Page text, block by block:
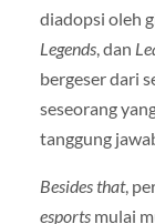
diadopsi oleh
Legends, dan
bergeser dari
seseorang
tanggung
Besides that,
esportsmulai